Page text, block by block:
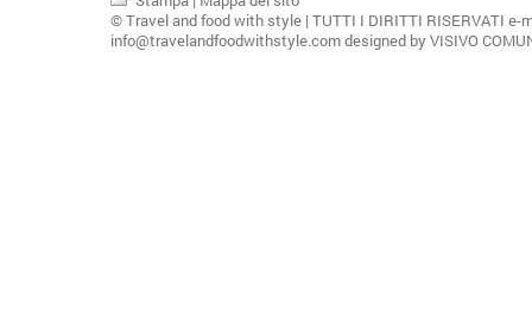
© Travel and food with style | TUTTI I DIRITTI RISERVATI e-
info@travelandfoodwithstyle.com designed by VISIVO